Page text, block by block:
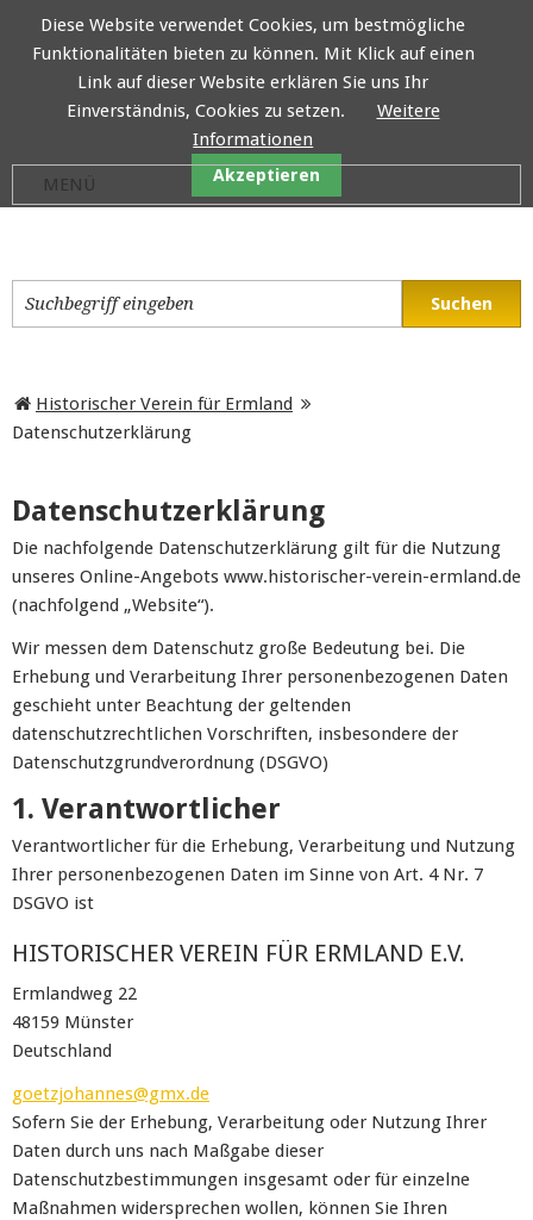
Historischer Verein für Ermland
Datenschutzerklärung
Datenschutzerklärung
Die nachfolgende Datenschutzerklärung gilt für die Nutzung
unseres Online-Angebots www.historischer-verein-ermland.de
(nachfolgend „Website“).
Wir messen dem Datenschutz große Bedeutung bei. Die
Erhebung und Verarbeitung Ihrer personenbezogenen Daten
geschieht unter Beachtung der geltenden
datenschutzrechtlichen Vorschriften, insbesondere der
Datenschutzgrundverordnung (DSGVO)
1. Verantwortlicher
Verantwortlicher für die Erhebung, Verarbeitung und Nutzung
Ihrer personenbezogenen Daten im Sinne von Art. 4 Nr. 7
DSGVO ist
HISTORISCHER VEREIN FÜR ERMLAND E.V.
Ermlandweg 22
48159 Münster
Deutschland
goetzjohannes@gmx.de
Sofern Sie der Erhebung, Verarbeitung oder Nutzung Ihrer
Daten durch uns nach Maßgabe dieser
Datenschutzbestimmungen insgesamt oder für einzelne
Maßnahmen widersprechen wollen, können Sie Ihren
Diese Website verwendet Cookies, um bestmögliche
Funktionalitäten bieten zu können. Mit Klick auf einen
Link auf dieser Website erklären Sie uns Ihr
Einverständnis, Cookies zu setzen.
Weitere
Informationen
Akzeptieren